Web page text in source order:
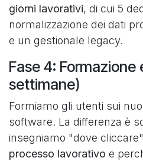
giorni lavorativi, di cui 5
normalizzazione dei dati
e un gestionale legacy.
Fase 4:
settimane)
Formiamo gli utenti sui
software. La differenza è
insegniamo "dove
processo lavorativo e